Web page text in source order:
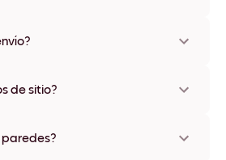
de marco, incluidas opciones sin
países. Te enviaremos un número de
de sitio?
paredes?